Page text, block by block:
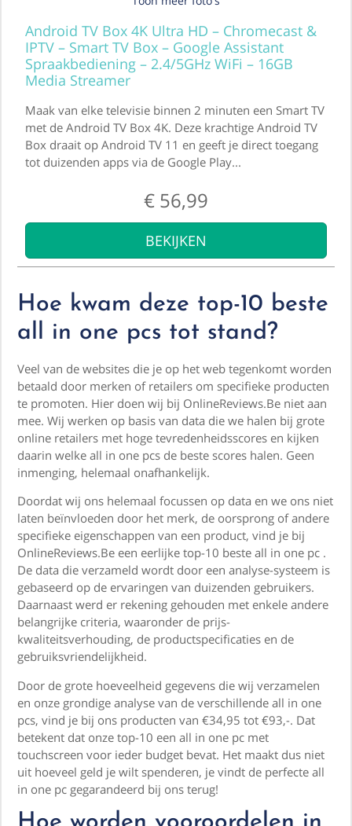
Android TV Box 4K Ultra HD – Chromecast &
IPTV – Smart TV Box – Google Assistant
Spraakbediening – 2.4/5GHz WiFi – 16GB
Media Streamer
Maak van elke televisie binnen 2 minuten een Smart TV
met de Android TV Box 4K. Deze krachtige Android TV
Box draait op Android TV 11 en geeft je direct toegang
tot duizenden apps via de Google Play...
€ 56,99
BEKIJKEN
Hoe kwam deze top-10 beste
all in one pcs tot stand?
Veel van de websites die je op het web tegenkomt worden
betaald door merken of retailers om specifieke producten
te promoten. Hier doen wij bij OnlineReviews.Be niet aan
mee. Wij werken op basis van data die we halen bij grote
online retailers met hoge tevredenheidsscores en kijken
daarin welke all in one pcs de beste scores halen. Geen
inmenging, helemaal onafhankelijk.
Doordat wij ons helemaal focussen op data en we ons niet
laten beïnvloeden door het merk, de oorsprong of andere
specifieke eigenschappen van een product, vind je bij
OnlineReviews.Be een eerlijke top-10 beste all in one pc .
De data die verzameld wordt door een analyse-systeem is
gebaseerd op de ervaringen van duizenden gebruikers.
Daarnaast werd er rekening gehouden met enkele andere
belangrijke criteria, waaronder de prijs-
kwaliteitsverhouding, de productspecificaties en de
gebruiksvriendelijkheid.
Door de grote hoeveelheid gegevens die wij verzamelen
en onze grondige analyse van de verschillende all in one
pcs, vind je bij ons producten van €34,95 tot €93,-. Dat
betekent dat onze top-10 een all in one pc met
touchscreen voor ieder budget bevat. Het maakt dus niet
uit hoeveel geld je wilt spenderen, je vindt de perfecte all
in one pc gegarandeerd bij ons terug!